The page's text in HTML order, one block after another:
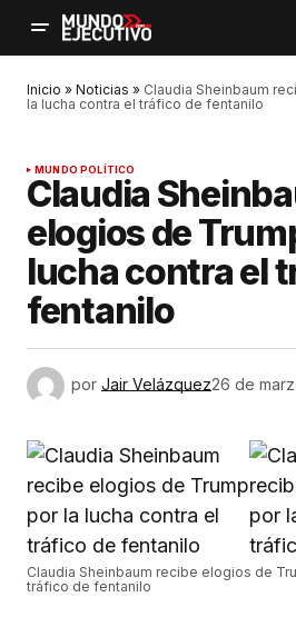
Inicio » Noticias » Claudia Sheinbaum
la lucha contra el tráfico de fentanilo
MUNDO POLÍTICO
Claudia
elogios de
lucha contra el
fentanilo
por Jair Velázquez26 de
Claudia Sheinbaum recibe elogios de
tráfico de fentanilo